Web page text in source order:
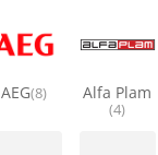
AEG(8) Alfa Plam
(4)